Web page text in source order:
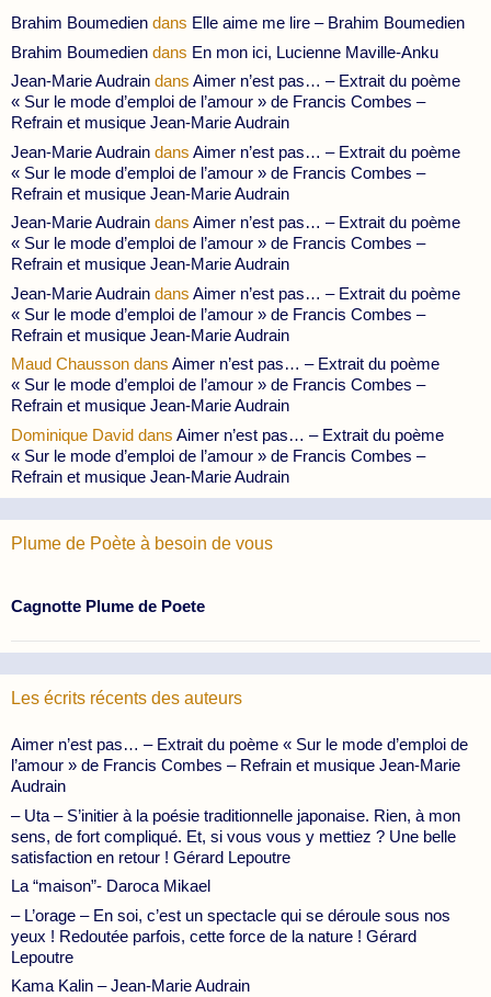
Brahim Boumedien dans Elle aime me lire – Brahim Boumedien
Brahim Boumedien dans En mon ici, Lucienne Maville-Anku
Jean-Marie Audrain dans Aimer n’est pas… – Extrait du poème
« Sur le mode d’emploi de l’amour » de Francis Combes –
Refrain et musique Jean-Marie Audrain
Jean-Marie Audrain dans Aimer n’est pas… – Extrait du poème
« Sur le mode d’emploi de l’amour » de Francis Combes –
Refrain et musique Jean-Marie Audrain
Jean-Marie Audrain dans Aimer n’est pas… – Extrait du poème
« Sur le mode d’emploi de l’amour » de Francis Combes –
Refrain et musique Jean-Marie Audrain
Jean-Marie Audrain dans Aimer n’est pas… – Extrait du poème
« Sur le mode d’emploi de l’amour » de Francis Combes –
Refrain et musique Jean-Marie Audrain
Maud Chausson dans Aimer n’est pas… – Extrait du poème
« Sur le mode d’emploi de l’amour » de Francis Combes –
Refrain et musique Jean-Marie Audrain
Dominique David dans Aimer n’est pas… – Extrait du poème
« Sur le mode d’emploi de l’amour » de Francis Combes –
Refrain et musique Jean-Marie Audrain
Plume de Poète à besoin de vous
Cagnotte Plume de Poete
Les écrits récents des auteurs
Aimer n’est pas… – Extrait du poème « Sur le mode d’emploi de
l’amour » de Francis Combes – Refrain et musique Jean-Marie
Audrain
– Uta – S’initier à la poésie traditionnelle japonaise. Rien, à mon
sens, de fort compliqué. Et, si vous vous y mettiez ? Une belle
satisfaction en retour ! Gérard Lepoutre
La “maison”- Daroca Mikael
– L’orage – En soi, c’est un spectacle qui se déroule sous nos
yeux ! Redoutée parfois, cette force de la nature ! Gérard
Lepoutre
Kama Kalin – Jean-Marie Audrain